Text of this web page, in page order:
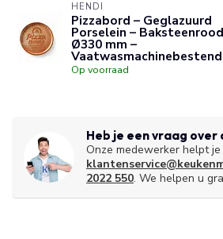
HENDI
Pizzabord – Geglazuurd
Porselein –
Ø330 mm –
Op voorraad
Heb je een vraag
Onze medewerker helpt
2022 550. We helpen u